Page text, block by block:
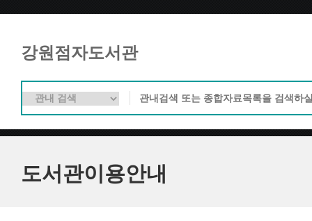
강원점자도서관
도서관이용안내